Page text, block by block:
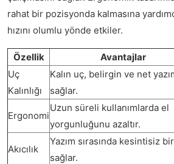
rahat bir pozisyonda kalmasına
hızını olumlu yönde etkiler.
Özellik Avantajlar
Uç
Kalınlığı
Kalın uç, belirgin ve net
sağlar.
Ergonomi
Uzun süreli kullanımlarda el
yorgunluğunu azaltır.
Akıcılık
Yazım sırasında kesintisiz bir
sağlar.